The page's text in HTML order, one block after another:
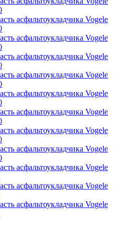
асфальтоукладчика Vogele
асфальтоукладчика Vogele
асфальтоукладчика Vogele
асфальтоукладчика Vogele
асфальтоукладчика Vogele
асфальтоукладчика Vogele
асфальтоукладчика Vogele
асфальтоукладчика Vogele
асфальтоукладчика Vogele
асфальтоукладчика Vogele
асфальтоукладчика Vogele